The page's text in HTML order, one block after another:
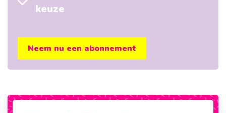
keuze
Neem nu een abonnement